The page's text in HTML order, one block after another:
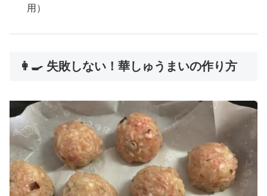
用）
👩‍🍳 失敗しない！華しゅうまいの作り方